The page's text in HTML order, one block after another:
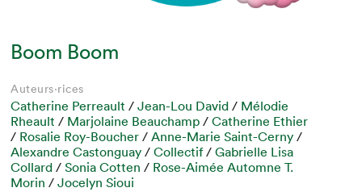
Boom Boom
Auteurs·rices
Catherine Perreault /Jean-Lou David / Mélodie
Rheault / Marjolaine Beauchamp /Catherine Ethier
/ Rosalie Roy-Boucher /Anne-Marie Saint-Cerny /
Alexandre Castonguay /Collectif/Gabrielle Lisa
Collard /Sonia Cotten / Rose-Aimée Automne T.
Morin /Jocelyn Sioui